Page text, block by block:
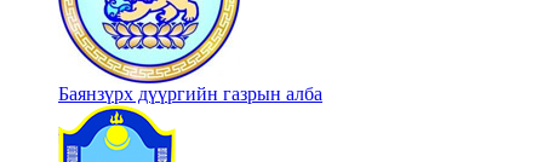
Баянзүрх дүүргийн газрын алба